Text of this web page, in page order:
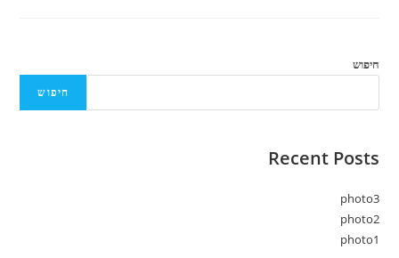
חיפוש
חיפוש
Recent Posts
photo3
photo2
photo1